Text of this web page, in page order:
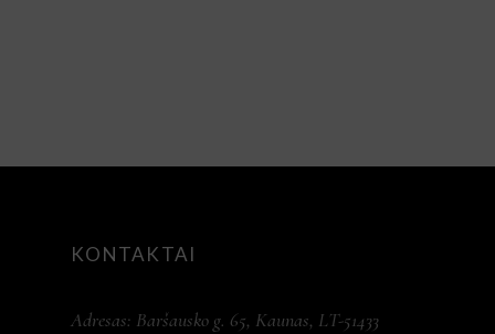
KONTAKTAI
Adresas: Baršausko g. 65, Kaunas, LT-51433